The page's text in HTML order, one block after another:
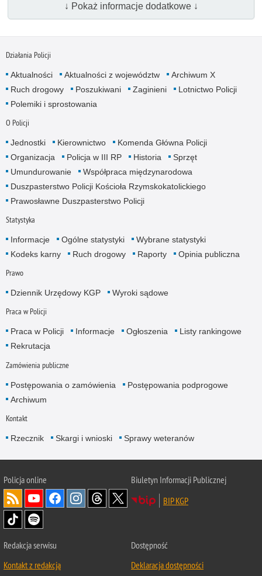
↓ Pokaż informacje dodatkowe ↓
Działania Policji
Aktualności Aktualności z województw
Archiwum X
Ruch drogowy
Poszukiwani Zaginieni
Lotnictwo Policji
Polemiki i sprostowania
O Policji
Jednostki Kierownictwo
Komenda Główna Policji
Organizacja
Policja w III RP Historia
Sprzęt
Umundurowanie
Współpraca międzynarodowa
Duszpasterstwo Policji Kościoła Rzymskokatolickiego
Prawosławne Duszpasterstwo Policji
Statystyka
Informacje Ogólne statystyki
Wybrane statystyki
Kodeks karny
Ruch drogowy Raporty Opinia publiczna
Prawo
Dziennik Urzędowy KGP Wyroki sądowe
Praca w Policji
Praca w Policji Informacje Ogłoszenia
Listy rankingowe
Rekrutacja
Zamówienia publiczne
Postępowania o zamówienia
Postępowania podprogowe
Archiwum
Kontakt
Rzecznik Skargi i wnioski Sprawy weteranów
Policjaonline
Biuletyn Informacji Publicznej
BIP KGP
Redakcja serwisu
Kontakt z redakcją
Dostępność
Deklaracja dostępności